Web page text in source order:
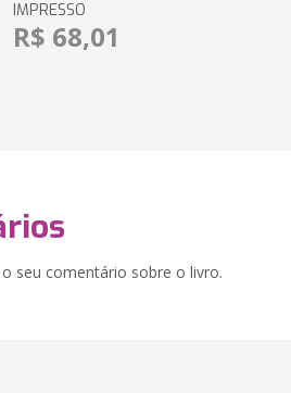
IMPRESSO
R$ 68,01
o seu comentário sobre o livro.